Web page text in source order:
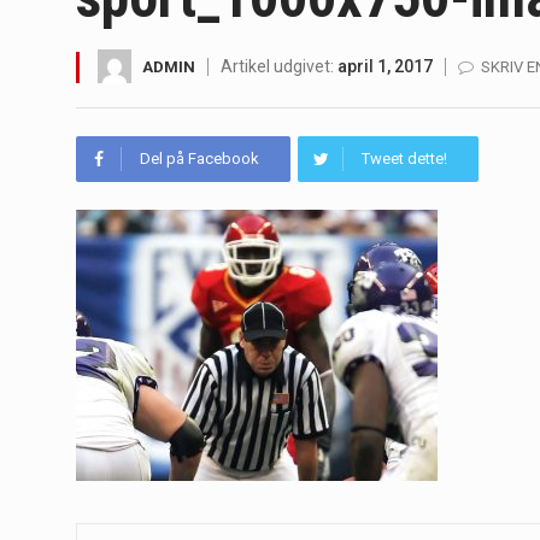
Irritabel tyktarm (Irritable Bowel
Padel er en sport, der er blevet
Massagestole er ikke længere
Saunaer har været en del af
Når det kommer til sundhed og
Sunde måltidskasser er en
ADMIN Artikel udgivet: april 1, 2017 SKRIV
Del på Facebook Tweet dette!